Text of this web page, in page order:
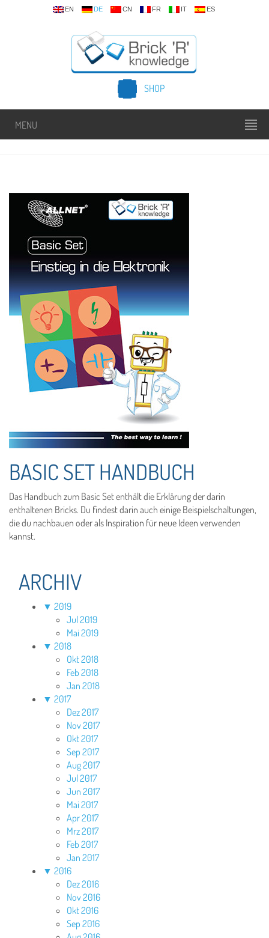
EN DE CN FR IT ES
SHOP
MENU
BASIC SET HANDBUCH
Das Handbuch zum Basic Set enthält die Erklärung der darin
enthaltenen Bricks. Du findest darin auch einige Beispielschaltungen,
die du nachbauen oder als Inspiration für neue Ideen verwenden
kannst.
ARCHIV
▼ 2019
Jul 2019
Mai 2019
▼ 2018
Okt 2018
Feb 2018
Jan 2018
▼ 2017
Dez 2017
Nov 2017
Okt 2017
Sep 2017
Aug 2017
Jul 2017
Jun 2017
Mai 2017
Apr 2017
Mrz 2017
Feb 2017
Jan 2017
▼ 2016
Dez 2016
Nov 2016
Okt 2016
Sep 2016